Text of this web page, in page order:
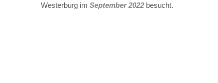
Westerburg im September 2022 besucht.